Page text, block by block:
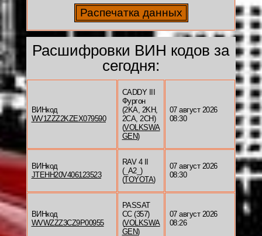
Расшифровки ВИН кодов за
сегодня:
ВИНкод
WV1ZZZ2KZEX079590
CADDY III
Фургон
(2KA, 2KH,
2CA, 2CH)
(VOLKSWA
GEN)
07 август 2026
08:30
ВИНкод
JTEHH20V406123523
RAV 4 II
(_A2_)
(TOYOTA)
07 август 2026
08:30
ВИНкод
WVWZZZ3CZ9P00955
PASSAT
CC (357)
(VOLKSWA
GEN)
07 август 2026
08:26